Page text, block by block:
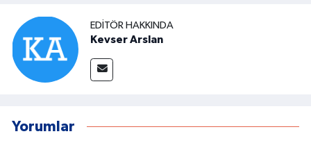
EDITÖR HAKKINDA
Kevser Arslan
Yorumlar